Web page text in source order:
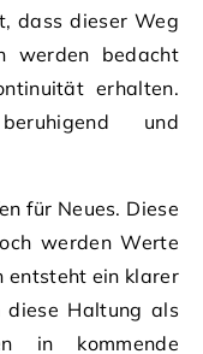
dass dieser Weg
werden bedacht
erhalten.
und
für Neues. Diese
werden Werte
entsteht ein klarer
diese Haltung als
in kommende